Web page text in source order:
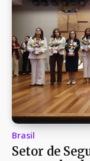
Brasil
Setor de